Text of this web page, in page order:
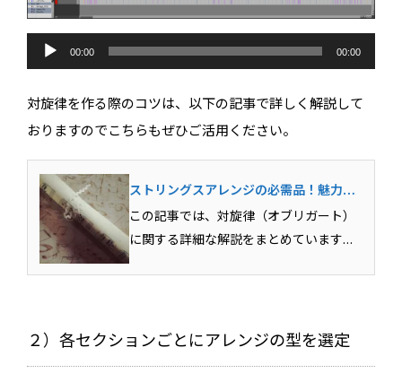
音
プ
ー
ヤ
ー
00:00 00:00
対旋律を作る際のコツは、以下の記事で詳しく解説して
おりますのでこちらもぜひご活用ください。
ストリングスアレンジの必需品！魅力的
な対旋律（オブリガート）の作り方を学
ぼう！
この記事では、対旋律（オブリガート）
に関する詳細な解説をまとめています。
めに必要な知識・テクニックをまとめて
２）各セクションごとにアレンジの型を選定